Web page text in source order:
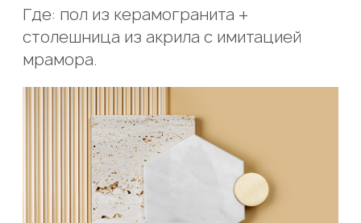
Где: пол из керамогранита +
столешница из акрила с имитацией
мрамора.